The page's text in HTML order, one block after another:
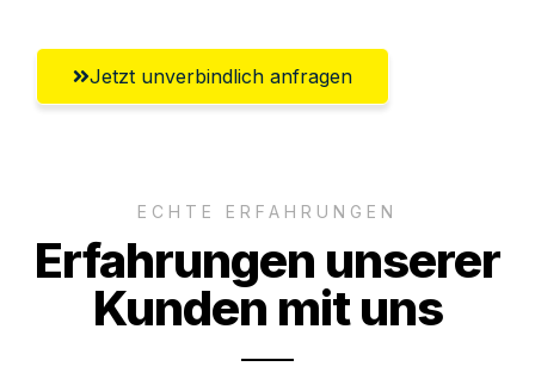
Jetzt unverbindlich anfragen
ECHTE ERFAHRUNGEN
Erfahrungen unserer
Kunden mit uns